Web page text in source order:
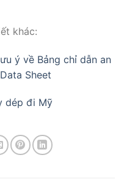
khác:
ý về Bảng chỉ dẫn an
Sheet
dép đi Mỹ